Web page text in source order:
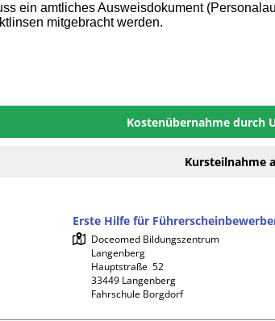
ein amtliches Ausweisdokument
mitgebracht werden.
Kostenübernahme durch
Kursteilnahme
Erste Hilfe für
Doceomed Bildungszentrum
Langenberg
Hauptstraße  52
33449 Langenberg
Fahrschule Borgdorf